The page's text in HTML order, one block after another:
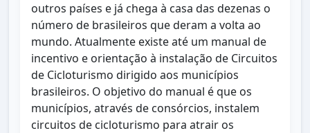
outros países e já chega à casa das dezenas o
número de brasileiros que deram a volta ao
mundo. Atualmente existe até um manual de
incentivo e orientação à instalação de Circuitos
de Cicloturismo dirigido aos municípios
brasileiros. O objetivo do manual é que os
municípios, através de consórcios, instalem
circuitos de cicloturismo para atrair os